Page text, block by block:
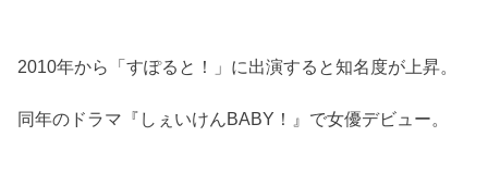
2010年から「すぽると！」に出演すると知名度が上昇。
同年のドラマ『しぇいけんBABY！』で女優デビュー。